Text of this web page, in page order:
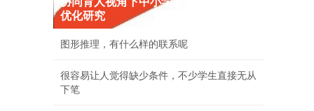
优化研究
图形推理，有什么样的联系呢
很容易让人觉得缺少条件，不少学生直接无从
下笔